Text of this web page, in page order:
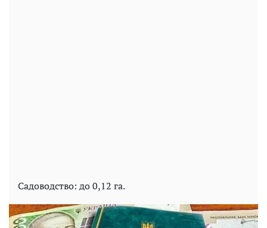
Садоводство: до 0,12 га.